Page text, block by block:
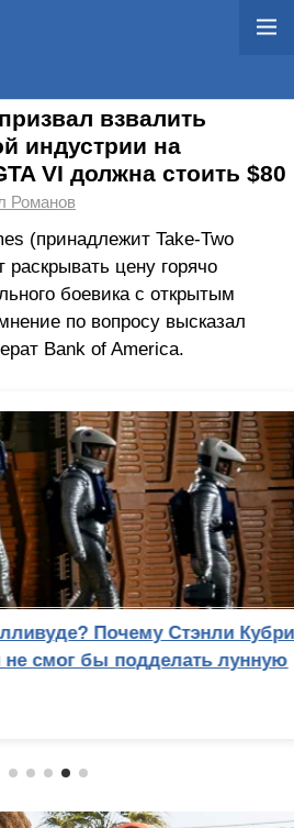
взвалить
индустрии на
VI должна стоить $80
Романов
(принадлежит Take-Two
цену горячо
боевика с открытым
по вопросу высказал
Bank of America.
Почему Стэнли Кубрик
бы подделать лунную